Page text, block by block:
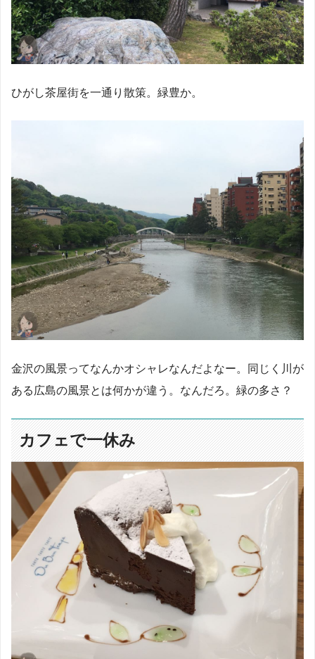
ひがし茶屋街を一通り散策。緑豊か。
金沢の風景ってなんかオシャレなんだよなー。同じく川が
ある広島の風景とは何かが違う。なんだろ。緑の多さ？
カフェで一休み